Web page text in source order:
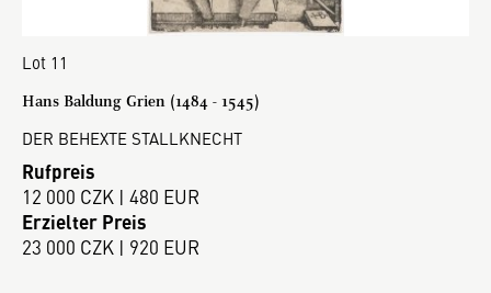
Lot 11
Hans Baldung Grien (1484 - 1545)
DER BEHEXTE STALLKNECHT
Rufpreis
12 000 CZK | 480 EUR
Erzielter Preis
23 000 CZK | 920 EUR